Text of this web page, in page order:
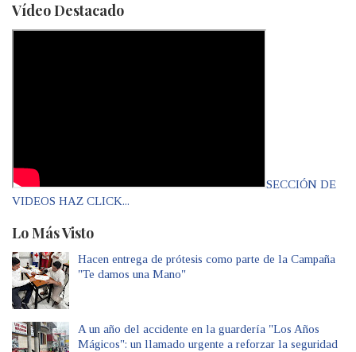
Vídeo Destacado
SECCIÓN DE
VIDEOS HAZ CLICK...
Lo Más Visto
Hacen entrega de prótesis como parte de la Campaña
"Te damos una Mano"
A un año del accidente en la guardería "Los Años
Mágicos": un llamado urgente a reforzar la seguridad